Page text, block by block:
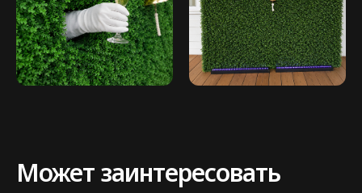
Может заинтересовать
© 2026. flash-event.ru
ИП Мамзин Михаил Сергеевич
ИНН: 673109991290
ОГРНИП: 314312302100129
Юр. адрес: 115583, г. Москва,
Ореховый бульвар, д. 24к4.
Тел: +7 964 635-25-15